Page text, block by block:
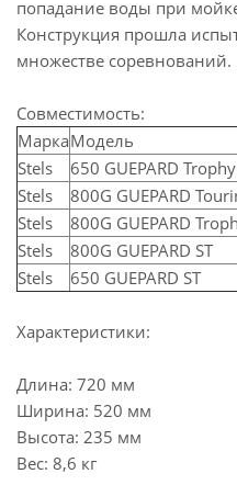
попадание воды при
Конструкция прошла
множестве соревнований.
Совместимость:
МаркаМодель
Stels
650 GUEPARD Trophy
Stels
800G GUEPARD
Stels
800G GUEPARD
Stels
800G GUEPARD ST
Stels
650 GUEPARD ST
Характеристики:
Длина: 720 мм
Ширина: 520 мм
Высота: 235 мм
Вес: 8,6 кг